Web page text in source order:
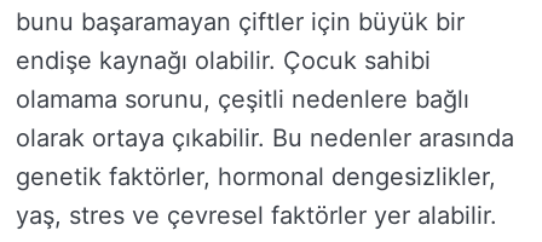
bunu başaramayan çiftler için büyük bir
endişe kaynağı olabilir. Çocuk sahibi
olamama sorunu, çeşitli nedenlere bağlı
olarak ortaya çıkabilir. Bu nedenler arasında
genetik faktörler, hormonal dengesizlikler,
yaş, stres ve çevresel faktörler yer alabilir.